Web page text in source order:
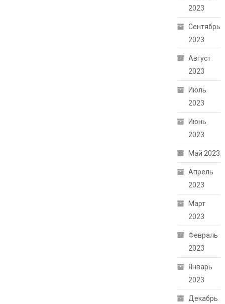
2023
Сентябрь
2023
Август
2023
Июль
2023
Июнь
2023
Май 2023
Апрель
2023
Март
2023
Февраль
2023
Январь
2023
Декабрь